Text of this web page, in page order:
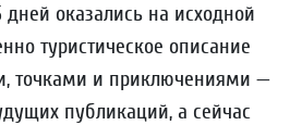
оказались на исходной
туристическое описание
точками и приключениями —
публикаций, а сейчас